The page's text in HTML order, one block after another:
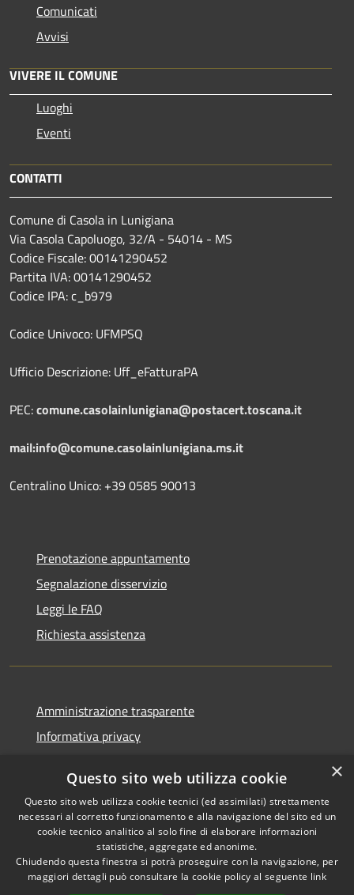
Comunicati
Avvisi
VIVERE IL COMUNE
Luoghi
Eventi
CONTATTI
Comune di Casola in Lunigiana
Via Casola Capoluogo, 32/A - 54014 - MS
Codice Fiscale: 00141290452
Partita IVA: 00141290452
Codice IPA: c_b979
Codice Univoco: UFMPSQ
Ufficio Descrizione: Uff_eFatturaPA
PEC:comune.casolainlunigiana@postacert.toscana.it
mail:info@comune.casolainlunigiana.ms.it
Centralino Unico: +39 0585 90013
Prenotazione appuntamento
Segnalazione disservizio
Leggi le FAQ
Richiesta assistenza
Amministrazione trasparente
Informativa privacy
Dichiarazione di accessibilità
RSS
Accessibilità
Copyright © 2026 • Comune di
Casola in Lunigiana • Powered
×
Questo sito web utilizza cookie
Questo sito web utilizza cookie tecnici (ed assimilati) strettamente
necessari al corretto funzionamento e alla navigazione del sito ed un
cookie tecnico analitico al solo fine di elaborare informazioni
statistiche, aggregate ed anonime.
Chiudendo questa finestra si potrà proseguire con la navigazione, per
maggiori dettagli può consultare la cookie policy al seguente link